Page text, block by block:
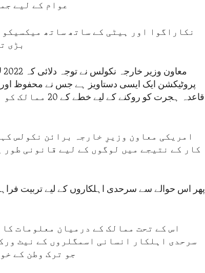
عوام کے لیے
نکاراگوا اور ہیٹی کے ساتھ ساتھ
بڑی
پروٹیکشن ایک ایسی دستاویز ہے جس نے محفوظ اور
قاعدہ ہجرت کو
امریکی معاون وزیرِ خارجہ برائن نکولس
کار کے نتیجے میں لوگوں کے لیے قانونی
پھر اس حوالے سے سرحدی اہلکاروں کے لیے تربیت
اس کے تحت ممالک کے درمیان معلومات
سرحدی اہلکار انسانی اسمگلروں کے نیٹ
جو ترک وطن کے